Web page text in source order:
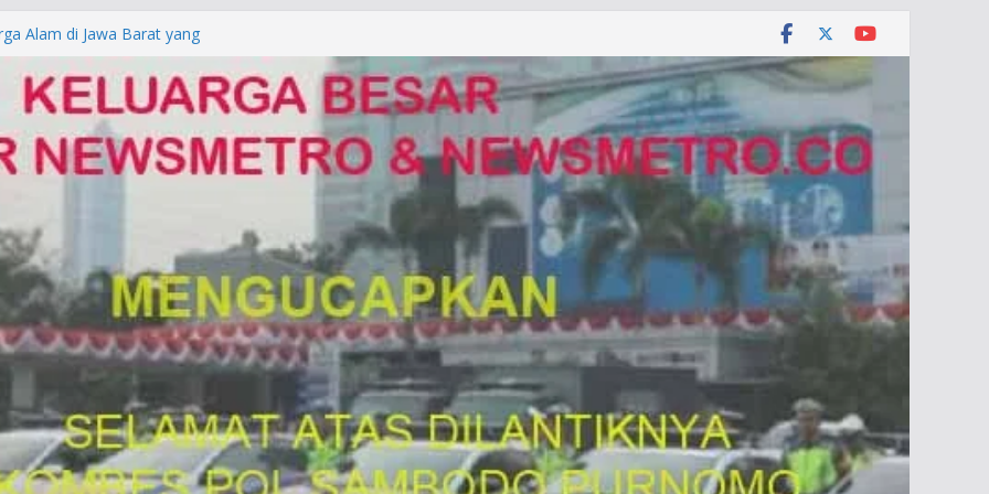
Alam di Jawa Barat yang
KUHAP Baru 2026, Tegaskan
Dipidana
DENPASAR DAN
POLDA BALI DIDUGA
ke Mabes Polri
Palsu, Kapolres
SIM